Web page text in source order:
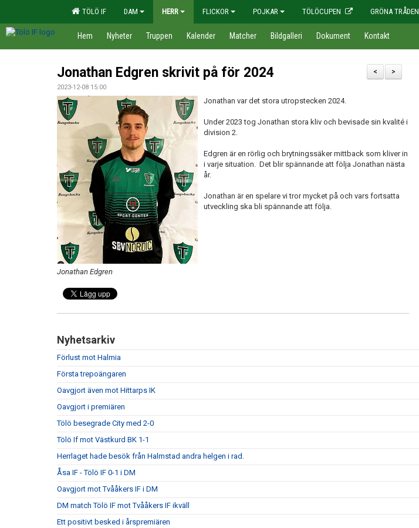
TÖLÖ IF DAM HERR FLICKOR POJKAR TÖLÖCUPEN GRÖNA TRÅDEN
Hem Nyheter Truppen Kalender Matcher Bildgalleri Dokument Kontakt
>
<
Jonathan Edgren skrivit på för 2024
2023-12-08 15:00
Jonathan Edgren
Jonathan var det stora utropstecken 2024.
Under 2023 tog Jonathan stora kliv och bevisade sin kvalité i
division 2.
Edgren är en rörlig och brytningssäker mittback som kliver in
i varje situation. Det blir spännande att följa Jonathan nästa
år.
Jonathan är en spelare vi tror mycket på och vars fortsatta
utveckling ska bli spännande att följa.
Nyhetsarkiv
Förlust mot Halmia
Första trepoängaren
Oavgjort även mot Hittarps IK
Oavgjort i premiären
Tölö besegrade City med 2-0
Tölö If mot Västkurd BK 1-1
Herrlaget hade besök från Halmstad andra helgen i rad.
Åsa IF - Tölö IF 0-1 i DM
Oavgjort mot Tvååkers IF i DM
DM match Tölö IF mot Tvååkers IF ikväll
Ett positivt besked i årspremiären